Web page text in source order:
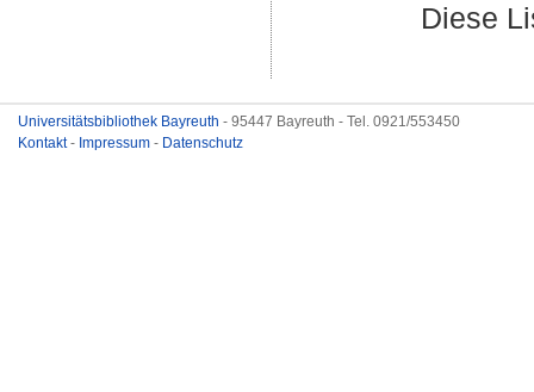
Diese
Universitätsbibliothek Bayreuth - 95447 Bayreuth - Tel. 0921/553450
Kontakt- Impressum - Datenschutz